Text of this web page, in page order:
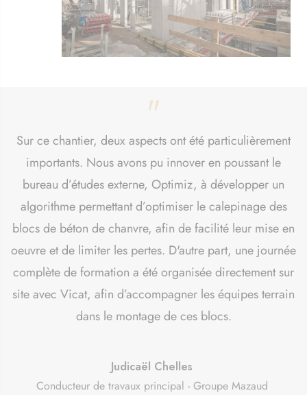
"
Sur ce chantier, deux aspects ont été particulièrement
importants. Nous avons pu innover en poussant le
bureau d’études externe, Optimiz, à développer un
algorithme permettant d’optimiser le calepinage des
blocs de béton de chanvre, afin de facilité leur mise en
oeuvre et de limiter les pertes. D'autre part, une journée
complète de formation a été organisée directement sur
site avec Vicat, afin d’accompagner les équipes terrain
dans le montage de ces blocs.
Judicaël Chelles
Conducteur de travaux principal - Groupe Mazaud